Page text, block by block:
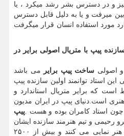
و در دسترس بشر رشد میکرد ، یا
بین میرفت و یا به دلیل قابل دسترس
مورد استفاده انسان قرار میگرفت
پیپ با متریال اصولی برایر در
و اصولی ساخت پیپ برایر
می باشد
استاد توانمند اولین سازنده پیپ
که برایر متریال استاندارد و
است.دنیای پیپ در ایران مدیون
استاد کامران بوده و هست . پیپ
رحیمی و تیم هنرمند سازنده ایشان
متشکل از چندین سازنده پیپ هنر نمایی می کنند و بیش از ۲۵۰۰